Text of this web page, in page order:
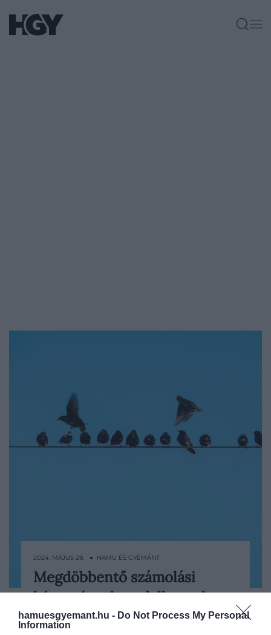
hamuesgyemant.hu - Do Not Process My Personal
Information
Régóta köztudott, hogy a varjúfélék
kreatív és intelligens állatok. Egy új
kutatás pedig most még jobban
2024. MÁJUS 28. ● HAMU ÉS GYÉMÁNT
Megdöbbentő számolási
képességgel rendelkeznek a
varjak